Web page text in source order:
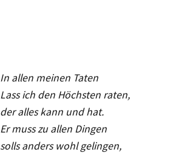
In allen meinen Taten
Lass ich den Höchsten raten,
der alles kann und hat.
Er muss zu allen Dingen
solls anders wohl gelingen,